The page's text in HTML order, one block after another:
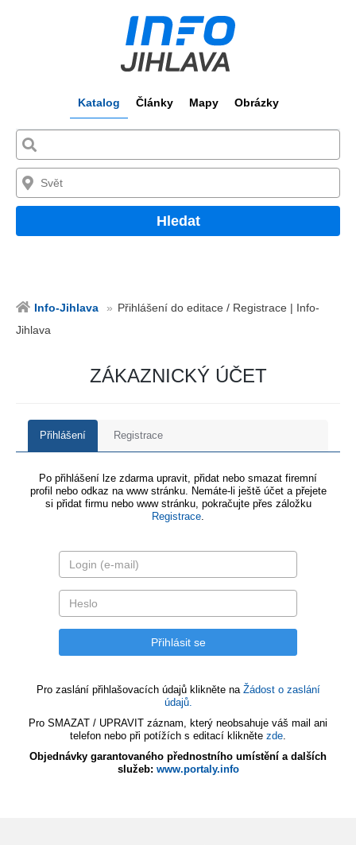
Katalog Články Mapy Obrázky
Hledat
Info-Jihlava
Přihlášení do editace / Registrace | Info-
Jihlava
ZÁKAZNICKÝ ÚČET
Přihlášení Registrace
Po přihlášení lze zdarma upravit, přidat nebo smazat firemní
profil nebo odkaz na www stránku. Nemáte-li ještě účet a přejete
si přidat firmu nebo www stránku, pokračujte přes záložku
Registrace.
Pro zaslání přihlašovacích údajů klikněte na Žádost o zaslání
údajů.
Pro SMAZAT / UPRAVIT záznam, který neobsahuje váš mail ani
telefon nebo při potížích s editací klikněte zde.
Objednávky garantovaného přednostního umístění a dalších
služeb: www.portaly.info